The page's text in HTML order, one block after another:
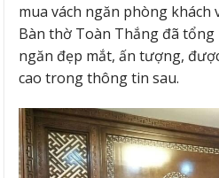
mua vách ngăn phòng khách
Bàn thờ Toàn Thắng đã tổng
ngăn đẹp mắt, ấn tượng,
cao trong thông tin sau.